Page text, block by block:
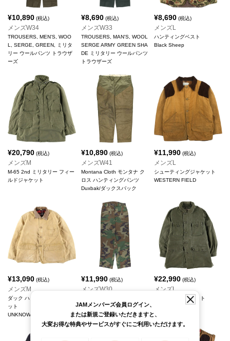
¥10,890 (税込)
メンズW34
TROUSERS, MEN'S, WOO
L, SERGE, GREEN, ミリタ
リー ウールパンツ トラウザ
ーズ
¥8,690(税込)
メンズW33
TROUSERS, MAN'S, WOOL
SERGE ARMY GREEN SHA
DE ミリタリー ウールパンツ
トラウザーズ
¥8,690 (税込)
メンズL
ハンティングベスト
Black Sheep
¥20,790 (税込)
メンズM
M-65 2nd ミリタリー フィー
ルドジャケット
¥10,890(税込)
メンズW41
Montana Cloth モンタナ ク
ロス ハンティングパンツ
Duxbak/ダックスバック
¥11,990 (税込)
メンズL
シューティングジャケット
WESTERN FIELD
¥13,090 (税込)
メンズM
ダック ハンティングジャケ
ット
UNKNOWN
¥11,990(税込)
メンズW30
¥22,990 (税込)
メンズL
ミリタリージャケット
JAMメンバーズ会員ログイン、
または新規ご登録いただきますと、
大変お得な特典やサービスがすぐにご利用いただけます。